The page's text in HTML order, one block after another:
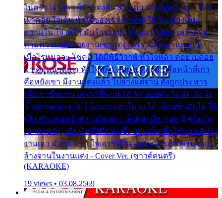
ในครัว เจ้าสาว ก็มัวแต่งตัว สวยเด่น นั่งเคียงเจ้าบ่าว ที่เขา
เฝ้าคอย ใจเต้น หัวใจของเรา ลำเค็ญ ใครจะมองเห็น
ความใน ใจ เศร้า มันร้าวระบม ต้องมาขื่นขม เศร้าตรม
ท่ามความสุขี ช่วยงานเขาแต่ง แต่เรา แล้งมาหลายปี
เมื่อไรหนอจะ โชคดี ได้มีพิธีวิวาห์ หัวใจหล้า คอยไปคอย
มา คือหน้าที่เก่า หัวใจหล้า คอยไปคอยมา คือหน้าที่เก่า
คือหยังเขา มีงานแต่งแล้ว ไปล้างแต่จาน ดั่งถูกประหาร
เมื่อเขาชื่นบาน แต่เราขื่นขม โอ้ รัก ลอยลม ไม่สม ดัง ใจ
ล้างจานคอยคู่ ไม่รู้ อีกนานเท่าใด จะได้ เลื่อนขั้นบันได ได้
เป็น ตำแหน่งเจ้าสาว มันเหงา เห็นเขามีคู่ ซมดู มีคู่ก็ม่วน
เข้าพาขวัญ เสียงโห่ตึงตึง มันซึ้ง อยู่แก่ใจ มื้อใด๋หนอ สิเป็น
งานเฮา มัวซอยเขา ใจเฮาซิด้าน มันทรมาน จับจาน เอย…
ล้างจานในงานแต่ง - Cover Ver. (ซาวด์ดนตรี)
(KARAOKE)
19 views • 03.08.2569